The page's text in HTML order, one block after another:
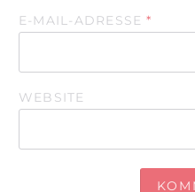
E-MAIL-ADRESSE*
WEBSITE